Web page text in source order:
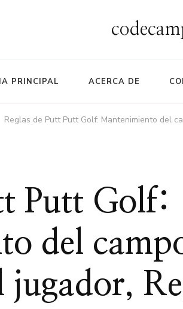
PRINCIPAL ACERCA DE
Reglas de Putt Putt Golf: Mantenimiento del
Putt Golf:
del
jugador,